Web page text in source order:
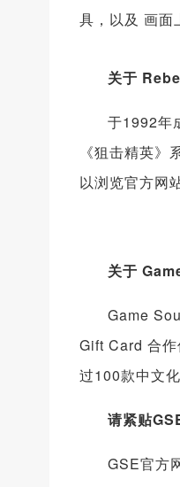
具，以及 画面
关于
于1992年
《狙击精英
以浏览官方网
关于
Game
Gift Card 合
过100款中文
请紧贴
GSE官方